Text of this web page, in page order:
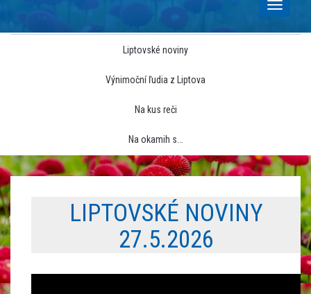
Toggle
Liptovské noviny
Výnimoční ľudia z Liptova
Na kus reči
Na okamih s...
LIPTOVSKÉ NOVINY
27.5.2026